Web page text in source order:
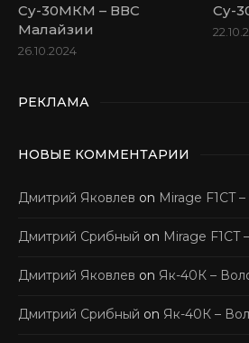
Су-30МКМ – ВВС
Малайзии
26.10.2024
Су-
РЕКЛАМА
НОВЫЕ КОММЕНТАРИИ
Дмитрий Яковлев on Mirage F1CT
Дмитрий Срибный on Mirage
Дмитрий Яковлев on Як-40К –
Дмитрий Срибный on Як-40К –